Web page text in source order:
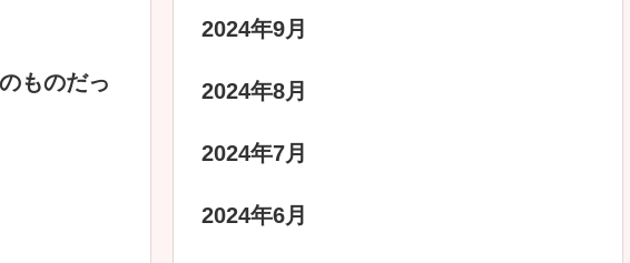
ものだっ
2024年9月
2024年8月
2024年7月
2024年6月